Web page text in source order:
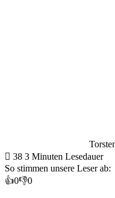
38 3 Minuten Lesedauer
So stimmen unsere Leser ab:
👍0👎0